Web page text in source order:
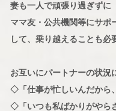
妻も一人で頑張り過ぎずに
ママ友・公共機関等にサポ
して、乗り越えることも必
お互いにパートナーの状況
◇「仕事が忙しいんだから
◇「いつも私ばかりがやら